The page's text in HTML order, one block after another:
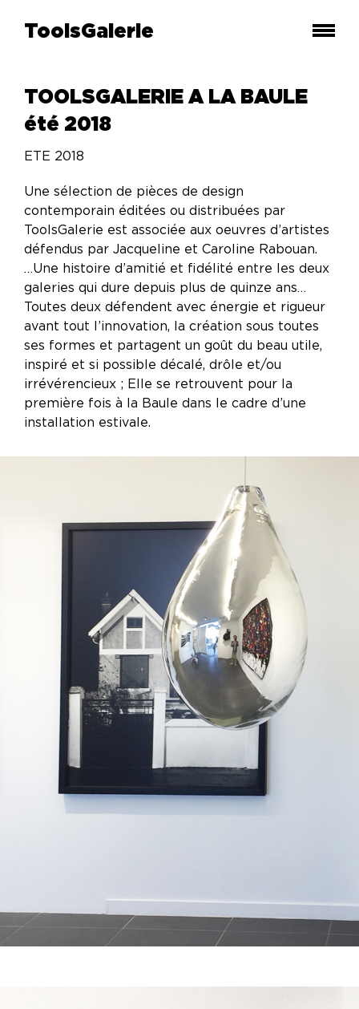
ToolsGalerie
TOOLSGALERIE A LA BAULE
été 2018
ETE 2018
Une sélection de pièces de design
contemporain éditées ou distribuées par
ToolsGalerie est associée aux oeuvres d’artistes
défendus par Jacqueline et Caroline Rabouan.
…Une histoire d’amitié et fidélité entre les deux
galeries qui dure depuis plus de quinze ans…
Toutes deux défendent avec énergie et rigueur
avant tout l’innovation, la création sous toutes
ses formes et partagent un goût du beau utile,
inspiré et si possible décalé, drôle et/ou
irrévérencieux ; Elle se retrouvent pour la
première fois à la Baule dans le cadre d’une
installation estivale.